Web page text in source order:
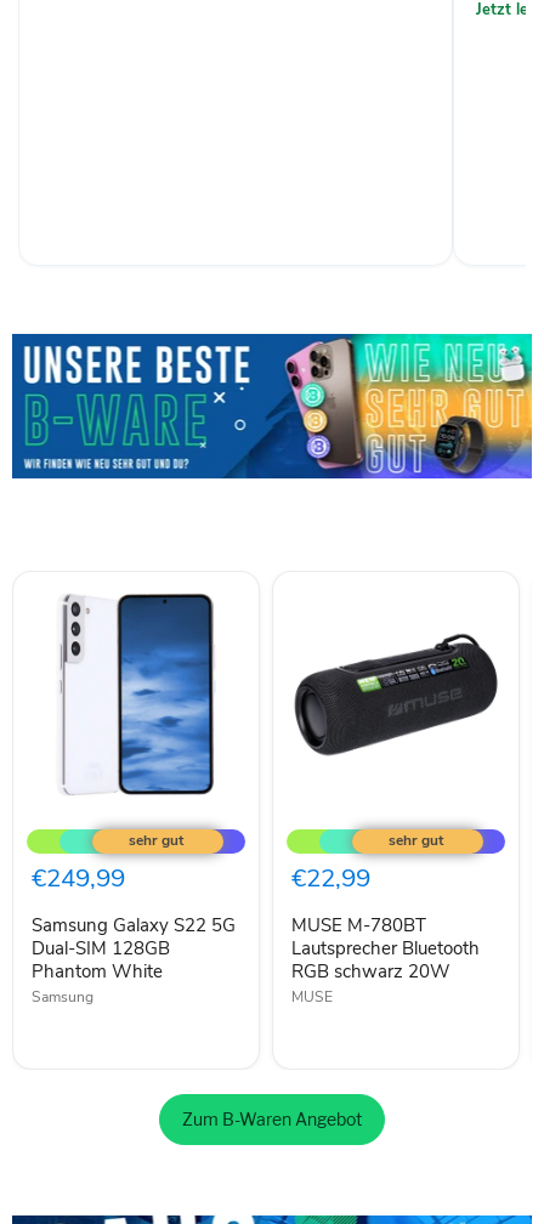
Jetzt
Galaxy
S22
5G
Dual-
128GB
Phantom
White
€249,99
Samsung Galaxy S22 5G
Dual-SIM 128GB
Phantom White
Samsung
M-
780BT
Lautsprecher
Bluetooth
schwarz
20W
€22,99
MUSE M-780BT
Lautsprecher Bluetooth
RGB schwarz 20W
MUSE
Zum B-Waren Angebot